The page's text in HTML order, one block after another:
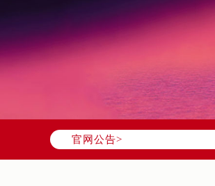
官网公告>